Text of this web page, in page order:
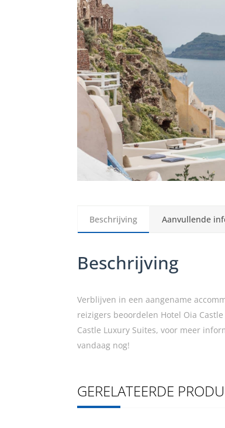
Beschrijving Aanvullende
Beschrijving
Verblijven in een aangename
reizigers beoordelen Hotel Oia
Castle Luxury Suites, voor meer
vandaag nog!
GERELATEERDE